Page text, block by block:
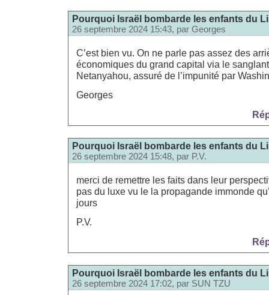
Pourquoi Israël bombarde les enfants du
26 septembre 2024 15:43, par Georges
C’est bien vu. On ne parle pas assez des
économiques du grand capital via le
Netanyahou, assuré de l’impunité par
Georges
Pourquoi Israël bombarde les enfants du
26 septembre 2024 15:48, par P.V.
merci de remettre les faits dans leur
pas du luxe vu le la propagande immonde
jours
P.V.
Pourquoi Israël bombarde les enfants du
26 septembre 2024 17:02, par SUN TZU